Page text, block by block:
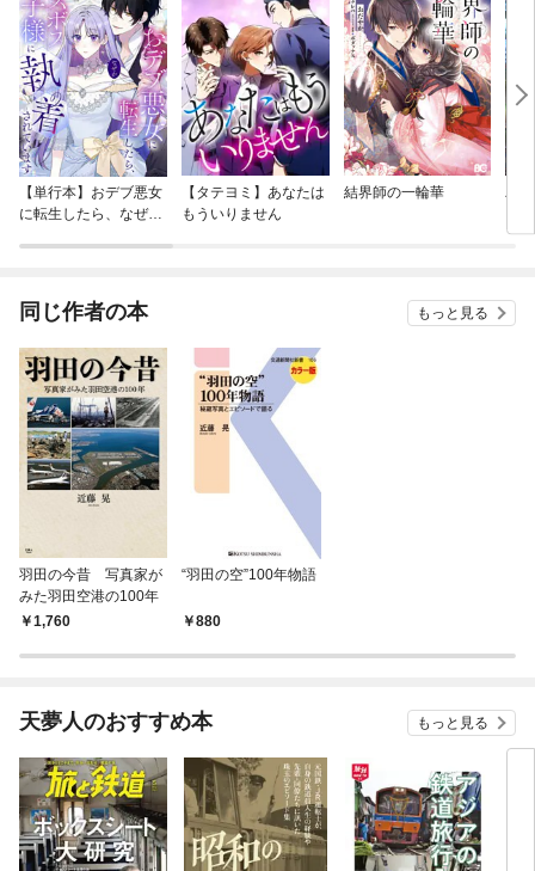
【単行本】おデブ悪女
に転生したら、なぜか
【タテヨミ】あなたは
もういりません
結界師の一輪華
バ
今
同じ作者の本 もっと見る
羽田の今昔 写真家が
みた羽田空港の100年
1,760
“羽田の空”100年物語
880
天夢人のおすすめ本 もっと見る